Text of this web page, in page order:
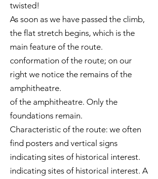
twisted!
As soon as we have passed the climb,
the flat stretch begins, which is the
main feature of the route.
conformation of the route; on our
right we notice the remains of the
amphitheatre.
of the amphitheatre. Only the
foundations remain.
Characteristic of the route: we often
find posters and vertical signs
indicating sites of historical interest.
indicating sites of historical interest. A